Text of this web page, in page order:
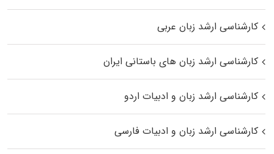
کارشناسی ارشد زبان عربی
کارشناسی ارشد زبان‌ های باستانی ایران
کارشناسی ارشد زبان و ادبیات اردو
کارشناسی ارشد زبان و ادبیات فارسی